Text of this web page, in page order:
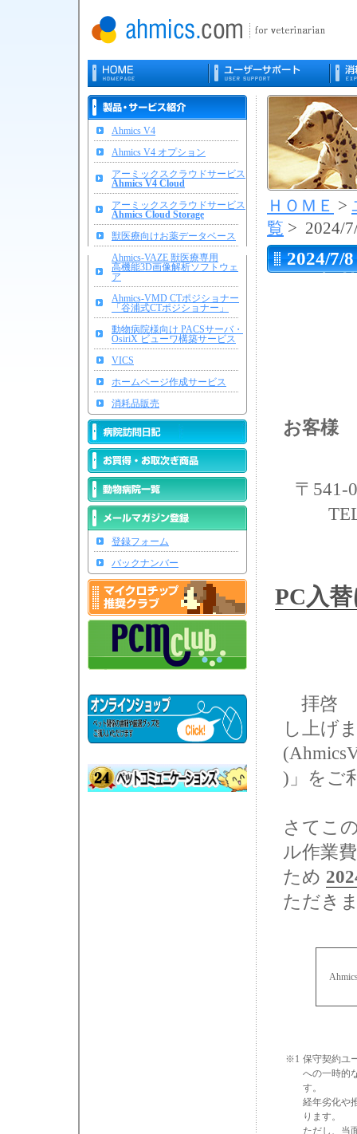
ＨＯＭＥ >
覧 > 2024/
2024/7/8
お客様
〒541-
PC入
拝啓
し上げ
)」をご
さてこ
ル作業
ため
ただき
※1 保守契約ユ
への一時的
す。
経年劣化や
ります。
ただし、当
Ahmics V4
Ahmics V4 オプション
アーミックスクラウドサービス
Ahmics V4 Cloud
アーミックスクラウドサービス
Ahmics Cloud Storage
獣医療向けお薬データベース
Ahmics-VAZE 獣医療専用
高機能3D画像解析ソフトウェ
ア
Ahmics-VMD CTポジショナー
「谷浦式CTポジショナー」
動物病院様向け PACSサーバ・
OsiriX ビューワ構築サービス
VICS
ホームページ作成サービス
消耗品販売
登録フォーム
バックナンバー